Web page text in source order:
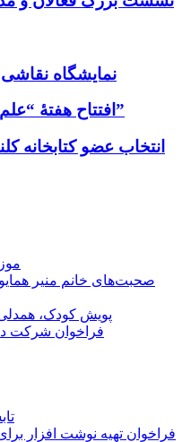
نمایشگاه
افتتاح هفتۀ “علم در خدمت صلح و توسعه”
انتخاب عضو کتابخانه
صحبت‌های خانم منیر
پویش کودک،
فراخوان شرکت
فراخوان تهیه نوشت افزار